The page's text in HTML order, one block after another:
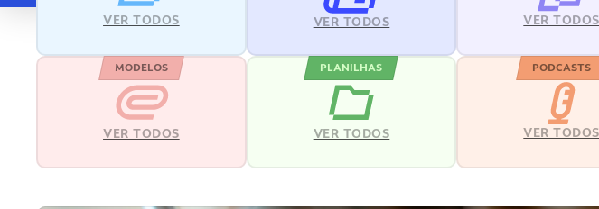
VER TODOS VER TODOS VER TODOS
MODELOS
VER TODOS
PLANILHAS
VER TODOS
PODCASTS
VER TODOS